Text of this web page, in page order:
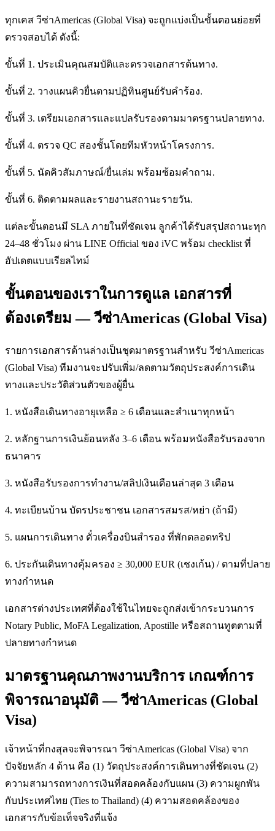
ทุกเคส วีซ่าAmericas (Global Visa) จะถูกแบ่งเป็นขั้นตอนย่อยที่
ตรวจสอบได้ ดังนี้:
ขั้นที่ 1. ประเมินคุณสมบัติและตรวจเอกสารต้นทาง.
ขั้นที่ 2. วางแผนคิวยื่นตามปฏิทินศูนย์รับคำร้อง.
ขั้นที่ 3. เตรียมเอกสารและแปลรับรองตามมาตรฐานปลายทาง.
ขั้นที่ 4. ตรวจ QC สองชั้นโดยทีมหัวหน้าโครงการ.
ขั้นที่ 5. นัดคิวสัมภาษณ์/ยื่นเล่ม พร้อมซ้อมคำถาม.
ขั้นที่ 6. ติดตามผลและรายงานสถานะรายวัน.
แต่ละขั้นตอนมี SLA ภายในที่ชัดเจน ลูกค้าได้รับสรุปสถานะทุก
24–48 ชั่วโมง ผ่าน LINE Official ของ iVC พร้อม checklist ที่
อัปเดตแบบเรียลไทม์
ขั้นตอนของเราในการดูแล เอกสารที่
ต้องเตรียม — วีซ่าAmericas (Global Visa)
รายการเอกสารด้านล่างเป็นชุดมาตรฐานสำหรับ วีซ่าAmericas
(Global Visa) ทีมงานจะปรับเพิ่ม/ลดตามวัตถุประสงค์การเดิน
ทางและประวัติส่วนตัวของผู้ยื่น
1. หนังสือเดินทางอายุเหลือ ≥ 6 เดือนและสำเนาทุกหน้า
2. หลักฐานการเงินย้อนหลัง 3–6 เดือน พร้อมหนังสือรับรองจาก
ธนาคาร
3. หนังสือรับรองการทำงาน/สลิปเงินเดือนล่าสุด 3 เดือน
4. ทะเบียนบ้าน บัตรประชาชน เอกสารสมรส/หย่า (ถ้ามี)
5. แผนการเดินทาง ตั๋วเครื่องบินสำรอง ที่พักตลอดทริป
6. ประกันเดินทางคุ้มครอง ≥ 30,000 EUR (เชงเก้น) / ตามที่ปลาย
ทางกำหนด
เอกสารต่างประเทศที่ต้องใช้ในไทยจะถูกส่งเข้ากระบวนการ
Notary Public, MoFA Legalization, Apostille หรือสถานทูตตามที่
ปลายทางกำหนด
มาตรฐานคุณภาพงานบริการ เกณฑ์การ
พิจารณาอนุมัติ — วีซ่าAmericas (Global
Visa)
เจ้าหน้าที่กงสุลจะพิจารณา วีซ่าAmericas (Global Visa) จาก
ปัจจัยหลัก 4 ด้าน คือ (1) วัตถุประสงค์การเดินทางที่ชัดเจน (2)
ความสามารถทางการเงินที่สอดคล้องกับแผน (3) ความผูกพัน
กับประเทศไทย (Ties to Thailand) (4) ความสอดคล้องของ
เอกสารกับข้อเท็จจริงที่แจ้ง